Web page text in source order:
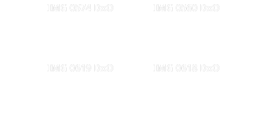
IMG 0574 DxO IMG 0560 DxO
IMG 0619 DxO IMG 0618 DxO